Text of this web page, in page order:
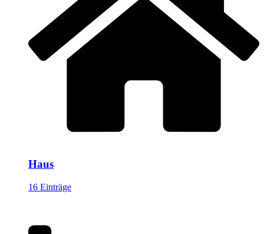
Haus
16 Einträge